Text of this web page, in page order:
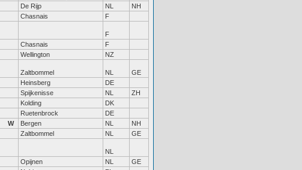
De Rijp NL
NH
Chasnais F
F
Chasnais
F
Wellington NZ
Zaltbommel NL
GE
Heinsberg
DE
Spijkenisse NL
ZH
Kolding
DK
Ruetenbrock
DE
W Bergen NL
NH
Zaltbommel NL GE
NL
Opijnen NL
GE